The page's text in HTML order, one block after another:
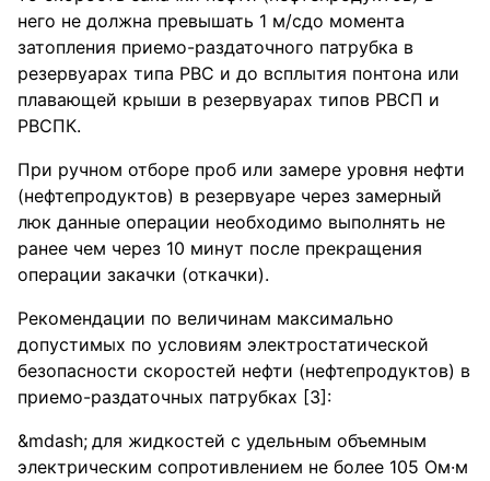
него не должна превышать 1 м/сдо момента
затопления приемо-раздаточного патрубка в
резервуарах типа РВС и до всплытия понтона или
плавающей крыши в резервуарах типов РВСП и
РВСПК.
При ручном отборе проб или замере уровня нефти
(нефтепродуктов) в резервуаре через замерный
люк данные операции необходимо выполнять не
ранее чем через 10 минут после прекращения
операции закачки (откачки).
Рекомендации по величинам максимально
допустимых по условиям электростатической
безопасности скоростей нефти (нефтепродуктов) в
приемо-раздаточных патрубках [3]:
для жидкостей с удельным объемным
электрическим сопротивлением не более 105 Ом·м